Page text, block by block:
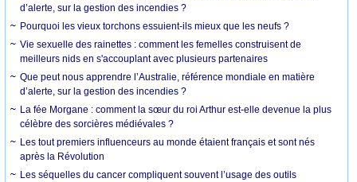
d’alerte, sur la gestion des incendies ?
Pourquoi les vieux torchons essuient-ils mieux que les neufs ?
Vie sexuelle des rainettes : comment les femelles construisent de
meilleurs nids en s'accouplant avec plusieurs partenaires
Que peut nous apprendre l’Australie, référence mondiale en matière
d’alerte, sur la gestion des incendies ?
La fée Morgane : comment la sœur du roi Arthur est-elle devenue la plus
célèbre des sorcières médiévales ?
Les tout premiers influenceurs au monde étaient français et sont nés
après la Révolution
Les séquelles du cancer compliquent souvent l’usage des outils